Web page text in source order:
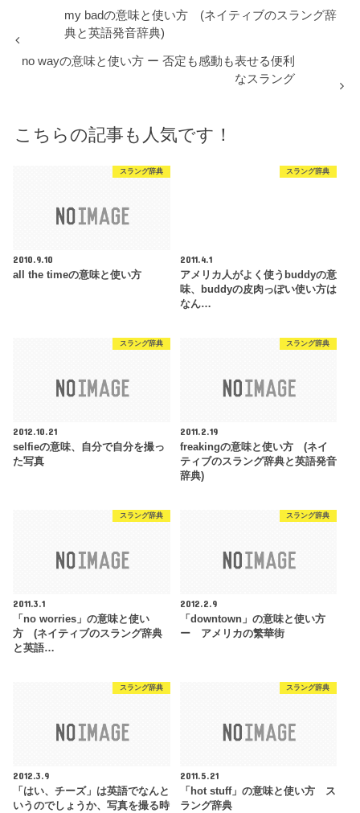
my badの意味と使い方 (ネイティブのスラング辞
典と英語発音辞典)
no wayの意味と使い方 ー 否定も感動も表せる便利
なスラング
こちらの記事も人気です！
スラング辞典
2010.9.10
all the timeの意味と使い方
スラング辞典
2011.4.1
アメリカ人がよく使うbuddyの意
味、buddyの皮肉っぽい使い方は
なん…
スラング辞典
2012.10.21
selfieの意味、自分で自分を撮っ
た写真
スラング辞典
2011.2.19
freakingの意味と使い方 (ネイ
ティブのスラング辞典と英語発音
辞典)
スラング辞典
2011.3.1
「no worries」の意味と使い
方 (ネイティブのスラング辞典
と英語…
スラング辞典
2012.2.9
「downtown」の意味と使い方
ー アメリカの繁華街
スラング辞典
2012.3.9
「はい、チーズ」は英語でなんと
いうのでしょうか、写真を撮る時
スラング辞典
2011.5.21
「hot stuff」の意味と使い方 ス
ラング辞典